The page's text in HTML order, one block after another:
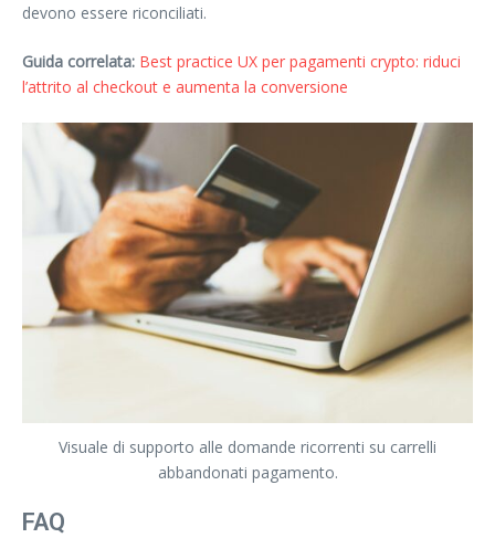
devono essere riconciliati.
Guida correlata: Best practice UX per pagamenti crypto: riduci
l’attrito al checkout e aumenta la conversione
Visuale di supporto alle domande ricorrenti su carrelli
abbandonati pagamento.
FAQ